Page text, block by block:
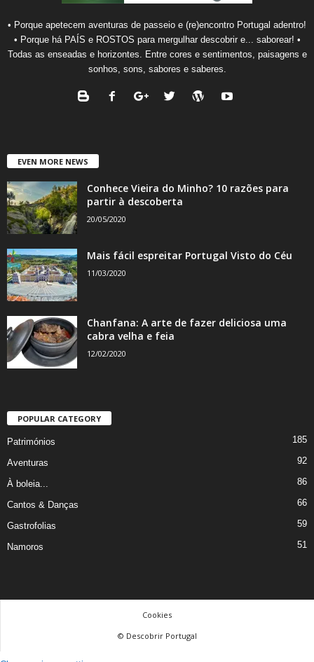
• Porque apetecem aventuras de passeio e (re)encontro Portugal adentro!
• Porque há PAÍS e ROSTOS para mergulhar descobrir e... saborear! •
Todas as enseadas e horizontes. Entre cores e sentimentos, paisagens e
sonhos, sons, sabores e saberes.
EVEN MORE NEWS
Conhece Vieira do Minho? 10 razões para
partir à descoberta
20/05/2020
Mais fácil espreitar Portugal Visto do Céu
11/03/2020
Chanfana: A arte de fazer deliciosa uma
cabra velha e feia
12/02/2020
POPULAR CATEGORY
Patrimónios 185
Aventuras 92
À boleia... 86
Cantos & Danças 66
Gastrofolias 59
Namoros 51
Cookies
© Descobrir Portugal